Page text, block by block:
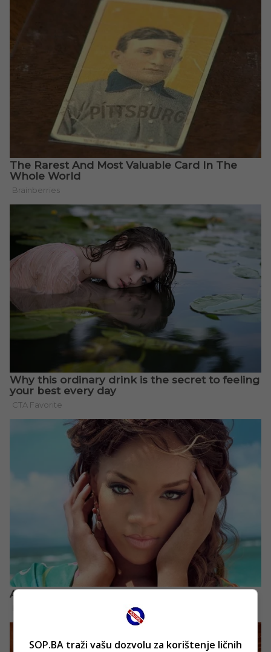
SOP.BA traži vašu dozvolu za korištenje ličnih